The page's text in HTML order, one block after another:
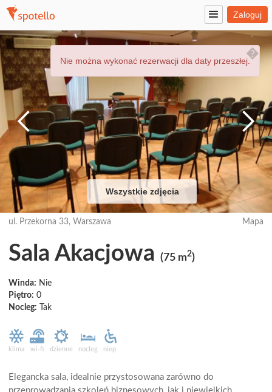
Zaloguj
Wszystkie zdjęcia
Mapa
ul. Przekorna 33, Warszawa
Sala Akacjowa (75 m2)
Winda: Nie
Piętro: 0
Nocleg: Tak
klima wi-fi dzienne nocleg niep.
Elegancka sala, idealnie przystosowana zarówno do
Nie można wykonać rezerwacji dla daty przeszłej.
��